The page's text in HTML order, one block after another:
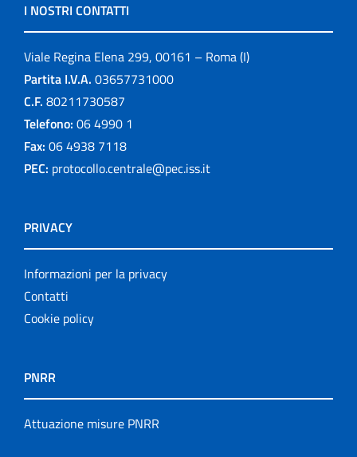
I NOSTRI CONTATTI
Viale Regina Elena 299, 00161 – Roma (I)
Partita I.V.A. 03657731000
C.F. 80211730587
Telefono: 06 4990 1
Fax: 06 4938 7118
PEC: protocollo.centrale@pec.iss.it
PRIVACY
Informazioni per la privacy
Contatti
Cookie policy
PNRR
Attuazione misure PNRR